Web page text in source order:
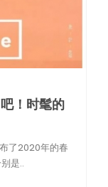
！时髦的
了2020年的春
是..